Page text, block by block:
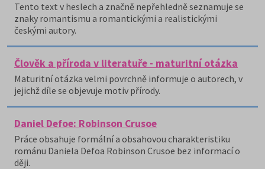
Tento text v heslech a značně nepřehledně seznamuje se
znaky romantismu a romantickými a realistickými
českými autory.
Člověk a příroda v literatuře - maturitní otázka
Maturitní otázka velmi povrchně informuje o autorech, v
jejichž díle se objevuje motiv přírody.
Daniel Defoe: Robinson Crusoe
Práce obsahuje formální a obsahovou charakteristiku
románu Daniela Defoa Robinson Crusoe bez informací o
ději.